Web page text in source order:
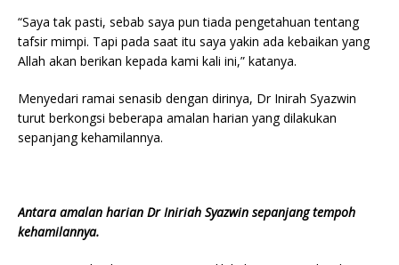
“Saya tak pasti, sebab saya pun tiada pengetahuan tentang
tafsir mimpi. Tapi pada saat itu saya yakin ada kebaikan yang
Allah akan berikan kepada kami kali ini,” katanya.
Menyedari ramai senasib dengan dirinya, Dr Inirah Syazwin
turut berkongsi beberapa amalan harian yang dilakukan
sepanjang kehamilannya.
Antara amalan harian Dr Iniriah Syazwin sepanjang tempoh
kehamilannya.